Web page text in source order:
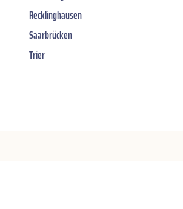
Recklinghausen
Saarbrücken
Trier